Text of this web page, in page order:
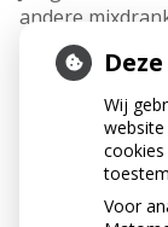
andere
de
hebben vooral
DE
Gebitsslijtage
Wij
Voor